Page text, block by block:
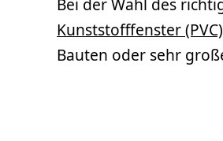
Bei der Wahl des
Kunststofffenster (PVC)
Bauten oder sehr